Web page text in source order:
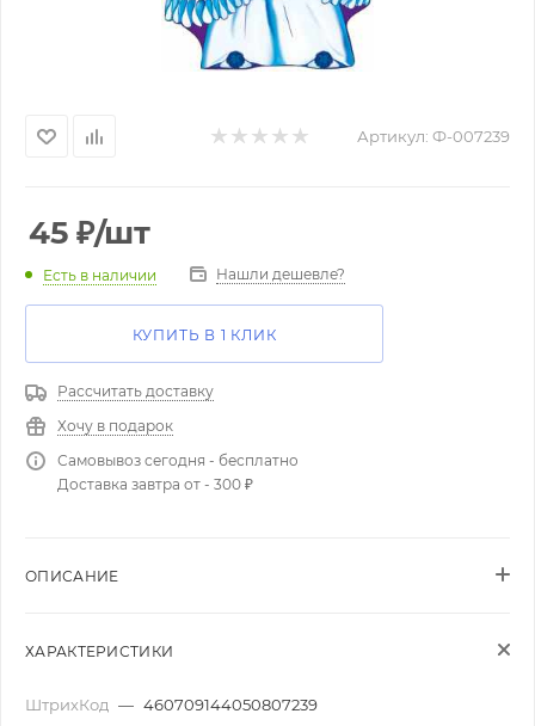
Артикул: Ф-007239
45 ₽/шт
Есть в наличии Нашли дешевле?
КУПИТЬ В 1 КЛИК
Рассчитать доставку
Хочу в подарок
Самовывоз сегодня - бесплатно
Доставка завтра от - 300 ₽
ОПИСАНИЕ
ХАРАКТЕРИСТИКИ
ШтрихКод — 460709144050807239